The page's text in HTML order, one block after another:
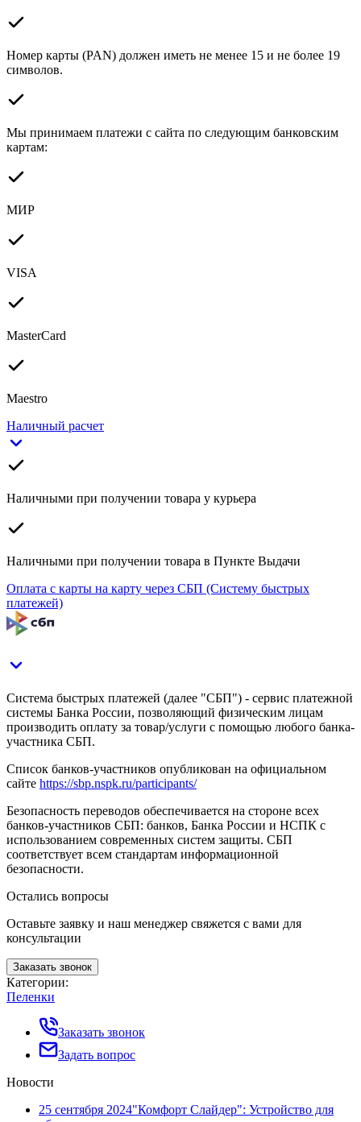
Номер карты (PAN) должен иметь не менее 15 и не более 19
символов.
Мы принимаем платежи с сайта по следующим банковским
картам:
МИР
VISA
MasterCard
Maestro
Наличный расчет
Наличными при получении товара у курьера
Наличными при получении товара в Пункте Выдачи
Оплата с карты на карту через СБП (Систему быстрых
платежей)
Система быстрых платежей (далее "СБП") - сервис платежной
системы Банка России, позволяющий физическим лицам
производить оплату за товар/услуги с помощью любого банка-
участника СБП.
Список банков-участников опубликован на официальном
сайте https://sbp.nspk.ru/participants/
Безопасность переводов обеспечивается на стороне всех
банков-участников СБП: банков, Банка России и НСПК с
использованием современных систем защиты. СБП
соответствует всем стандартам информационной
безопасности.
Остались вопросы
Оставьте заявку и наш менеджер свяжется с вами для
консультации
Заказать звонок
Категории:
Пеленки
Заказать звонок
Задать вопрос
Новости
25 сентября 2024"Комфорт Слайдер": Устройство для